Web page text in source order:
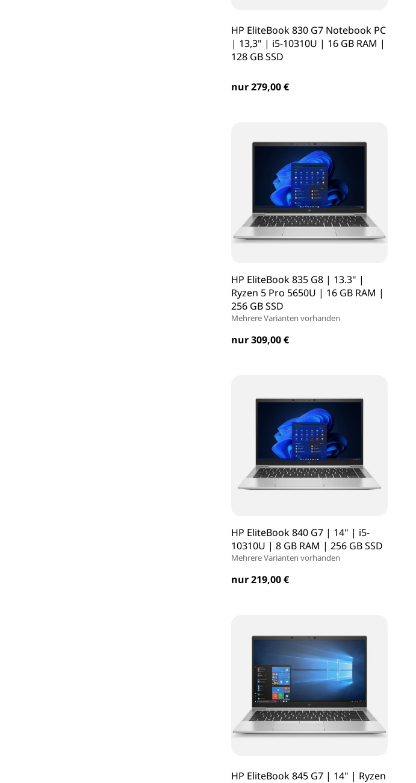
HP EliteBook 830 G7 Notebook PC
| 13,3" | i5-10310U | 16 GB RAM |
128 GB SSD
nur 279,00 €
HP EliteBook 835 G8 | 13.3" |
Ryzen 5 Pro 5650U | 16 GB RAM |
256 GB SSD
Mehrere Varianten vorhanden
nur 309,00 €
HP EliteBook 840 G7 | 14" | i5-
10310U | 8 GB RAM | 256 GB SSD
Mehrere Varianten vorhanden
nur 219,00 €
HP EliteBook 845 G7 | 14" | Ryzen